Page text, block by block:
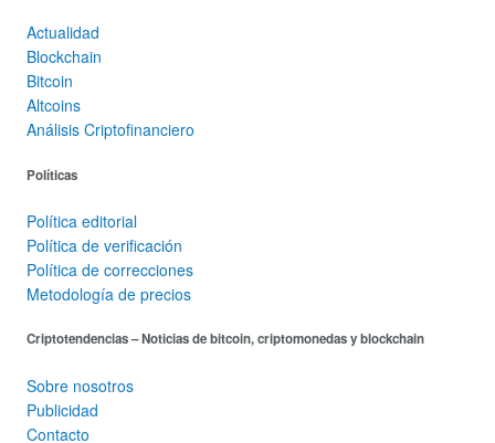
Actualidad
Blockchain
Bitcoin
Altcoins
Análisis Criptofinanciero
Políticas
Política editorial
Política de verificación
Política de correcciones
Metodología de precios
Criptotendencias – Noticias de bitcoin, criptomonedas y blockchain
Sobre nosotros
Publicidad
Contacto